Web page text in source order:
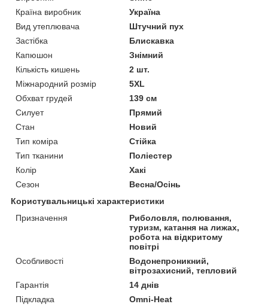
Країна виробник
Україна
Вид утеплювача
Штучний пух
Застібка
Блискавка
Капюшон
Знімний
Кількість кишень
2 шт.
Міжнародний розмір
5XL
Обхват грудей
139 см
Силует
Прямий
Стан
Новий
Тип коміра
Стійка
Тип тканини
Поліестер
Колір
Хакі
Сезон
Весна/Осінь
Користувальницькі характеристики
Призначення
Риболовля, полювання,
туризм, катання на лижах,
робота на відкритому
повітрі
Особливості
Водонепроникний,
вітрозахисний, тепловий
Гарантія
14 днів
Підкладка
Omni-Heat